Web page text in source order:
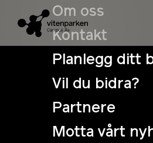
Om oss
Kontakt
Planlegg ditt
Vil du bidra?
Partnere
Motta vårt